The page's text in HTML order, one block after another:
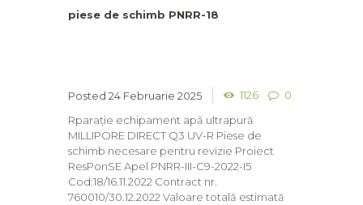
piese de schimb PNRR-18
24 Februarie 2025 1126
0
Rparație echipament apă ultrapură
MILLIPORE DIRECT Q3 UV-R Piese de
schimb necesare pentru revizie Proiect
ResPonSE Apel PNRR-III-C9-2022-I5
Cod:18/16.11.2022 Contract nr.
760010/30.12.2022 Valoare totală estimată